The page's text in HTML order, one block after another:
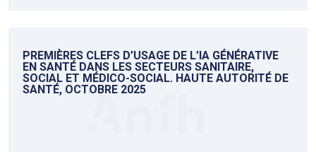
PREMIÈRES CLEFS D’USAGE DE L’IA GÉNÉRATIVE
EN SANTÉ DANS LES SECTEURS SANITAIRE,
SOCIAL ET MÉDICO-SOCIAL. HAUTE AUTORITÉ DE
SANTÉ, OCTOBRE 2025